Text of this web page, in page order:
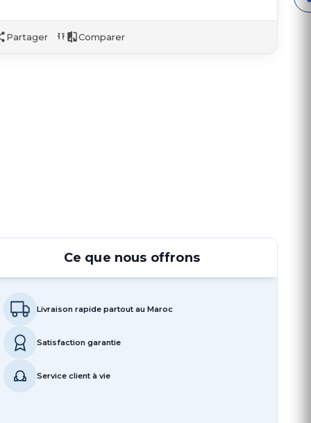
Partager Comparer
Ce que nous offrons
Livraison rapide partout au Maroc
Satisfaction garantie
Service client à vie